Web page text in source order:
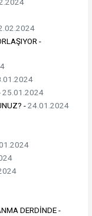
-
25.01.2024
-24.01.2024
DERDİNDE -